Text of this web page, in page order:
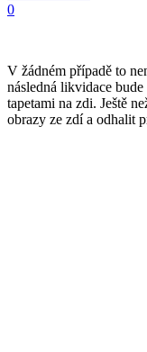
0
V žádném případě to
následná likvidace
tapetami na zdi. Ještě
obrazy ze zdí a odhalit